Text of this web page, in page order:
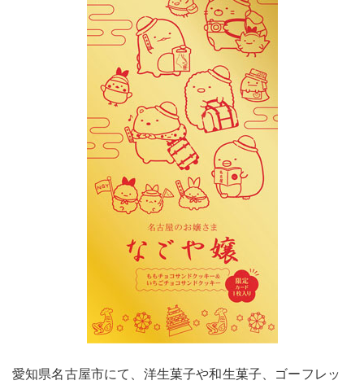
愛知県名古屋市にて、洋生菓子や和生菓子、ゴーフレッ